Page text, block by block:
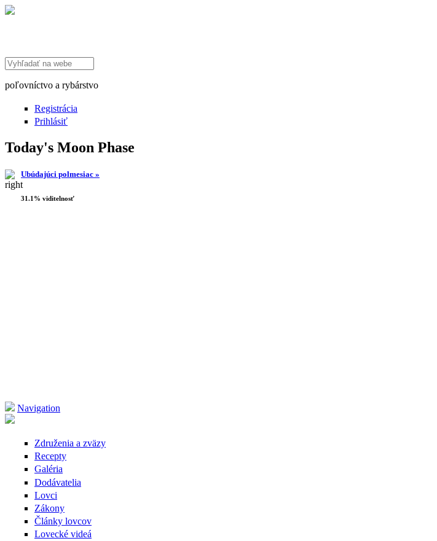
Search this site
poľovníctvo a rybárstvo
Registrácia
Prihlásiť
Today's Moon Phase
Ubúdajúci polmesiac »
31.1% viditelnosť
Navigation
Združenia a zväzy
Recepty
Galéria
Dodávatelia
Lovci
Zákony
Články lovcov
Lovecké videá